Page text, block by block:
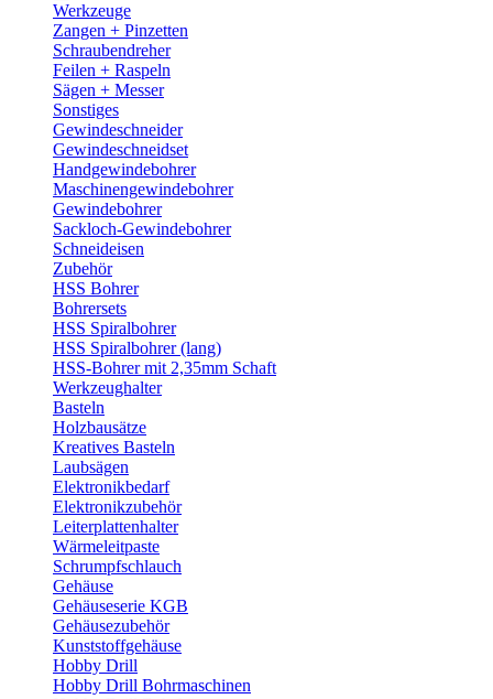
Werkzeuge
Zangen + Pinzetten
Schraubendreher
Feilen + Raspeln
Sägen + Messer
Sonstiges
Gewindeschneider
Gewindeschneidset
Handgewindebohrer
Maschinengewindebohrer
Gewindebohrer
Sackloch-Gewindebohrer
Schneideisen
Zubehör
HSS Bohrer
Bohrersets
HSS Spiralbohrer
HSS Spiralbohrer (lang)
HSS-Bohrer mit 2,35mm Schaft
Werkzeughalter
Basteln
Holzbausätze
Kreatives Basteln
Laubsägen
Elektronikbedarf
Elektronikzubehör
Leiterplattenhalter
Wärmeleitpaste
Schrumpfschlauch
Gehäuse
Gehäuseserie KGB
Gehäusezubehör
Kunststoffgehäuse
Hobby Drill
Hobby Drill Bohrmaschinen